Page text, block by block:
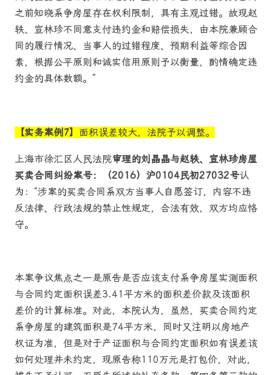
之前知晓系争房屋存在权利限制，具有主观过错。故现赵
轶、宣林珍不同意支付违约金和赔偿损失，由本院兼顾合
同的履行情况、当事人的过错程度、预期利益等综合因
素，根据公平原则和诚实信用原则予以衡量，酌情确定违
约金的具体数额。”
【实务案例7】 面积误差较大，法院予以调整。
上海市徐汇区人民法院审理的刘晶晶与赵轶、宣林珍房屋
买卖合同纠纷案号：（2016）沪0104民初27032号认
为：“涉案的买卖合同系双方当事人自愿签订，内容不违
反法律、行政法规的禁止性规定，合法有效，双方均应恪
守。
本案争议焦点之一是原告是否应该支付系争房屋实测面积
与合同约定面积误差3.41平方米的面积差价款及该面积
差价的计算标准。对此，本院认为，虽然，买卖合同约定
系争房屋的建筑面积是74平方米，同时又注明以房地产
权证为准，但是对于产证面积与合同约定面积如有误差该
如何处理并未约定，现原告称110万元是打包价，对此，